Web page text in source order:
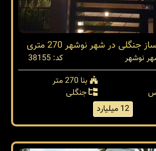
جنگلی در شهر نوشهر 270 متری
نوشهر
کد: 38155
بنا 270 متر
جنگلی
12 میلیارد